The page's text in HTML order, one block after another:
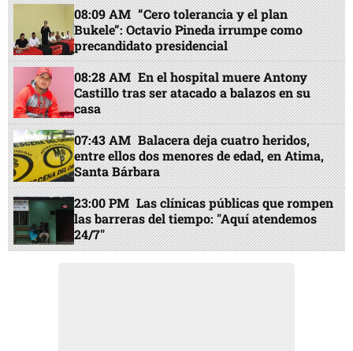
08:09 AM “Cero tolerancia y el plan
Bukele”: Octavio Pineda irrumpe como
precandidato presidencial
08:28 AM En el hospital muere Antony
Castillo tras ser atacado a balazos en su
casa
07:43 AM Balacera deja cuatro heridos,
entre ellos dos menores de edad, en Atima,
Santa Bárbara
23:00 PM Las clínicas públicas que rompen
las barreras del tiempo: "Aquí atendemos
24/7"